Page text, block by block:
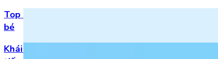
Top 5 bài hát 20/11 hay nhất bằng tiếng Anh cho
bé
Khái niệm, phân loại và vị trí của danh từ trong